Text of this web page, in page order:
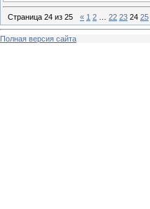
Страница 24 из 25 « 1 2 22 23 24 25
Полная версия сайта